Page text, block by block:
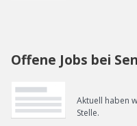
Offene Jobs bei
Aktuell haben
Stelle.